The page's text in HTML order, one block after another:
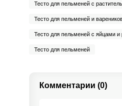
Тесто для пельменей с
Тесто для пельменей и
Тесто для пельменей с яйцами
Тесто для пельменей
Комментарии (0)